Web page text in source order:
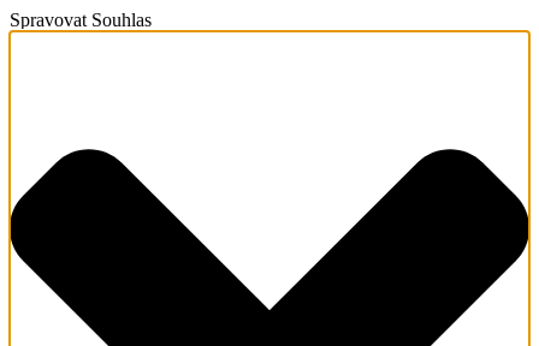
Spravovat Souhlas